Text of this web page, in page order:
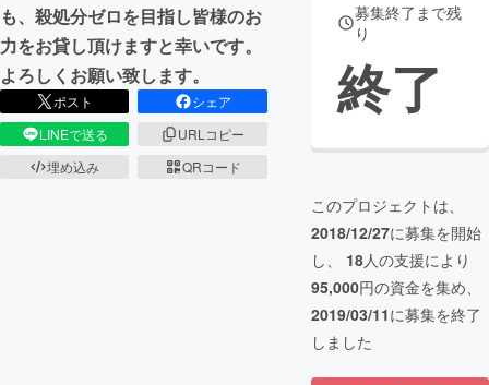
も、殺処分ゼロを目指し皆様のお
力をお貸し頂けますと幸いです。
よろしくお願い致します。
ポスト
シェア
LINEで送る
URLコピー
埋め込み
QRコード
募集終了まで残
り
終了
このプロジェクトは、
2018/12/27に募集を開始
し、 18人の支援により
95,000円の資金を集め、
2019/03/11に募集を終了
しました